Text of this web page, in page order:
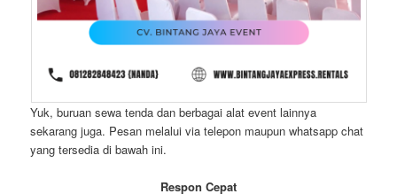
Yuk, buruan sewa tenda dan berbagai alat event lainnya
sekarang juga. Pesan melalui via telepon maupun whatsapp chat
yang tersedia di bawah ini.
Respon Cepat